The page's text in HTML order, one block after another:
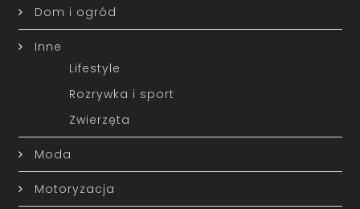
Dom i ogród
Inne
Lifestyle
Rozrywka i sport
Zwierzęta
Moda
Motoryzacja